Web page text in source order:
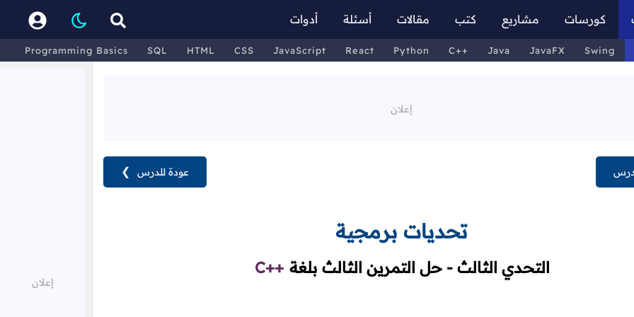
كورسات مشاريع كتب مقالات أسئلة أدوات
Programming Basics SQL HTML CSS JavaScript React Python C++ Java JavaFX Swing
عودة للدرس ❯
تحديات برمجية
التحدي الثالث - حل التمرين الثالث بلغة C++